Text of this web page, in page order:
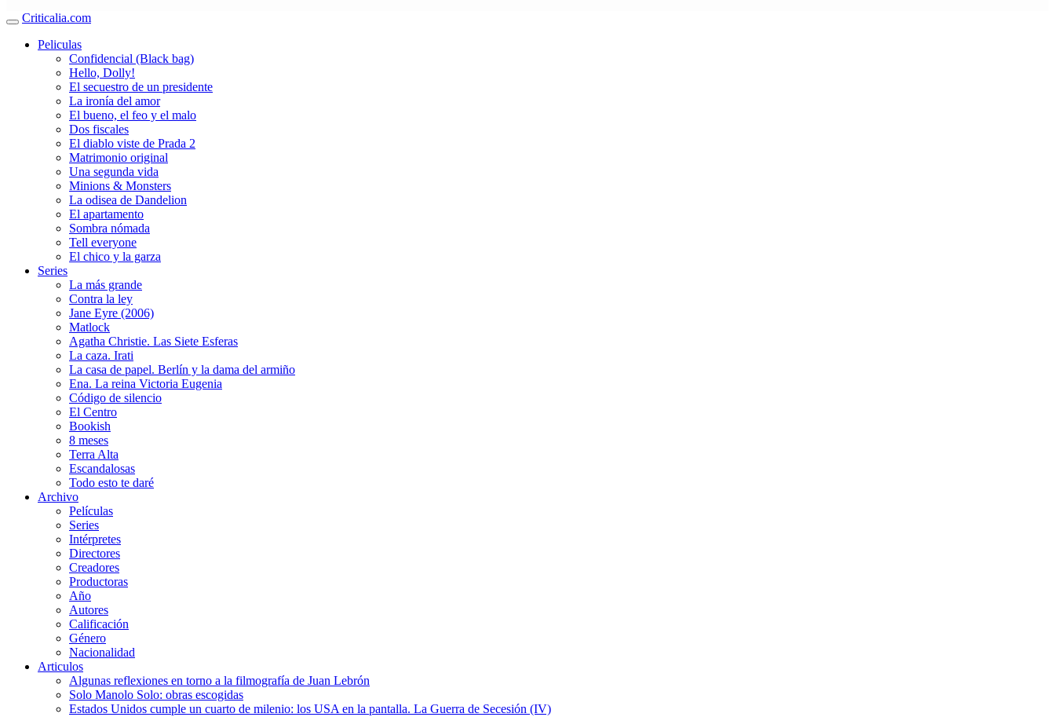
Criticalia.com
Peliculas
Confidencial (Black bag)
Hello, Dolly!
El secuestro de un presidente
La ironía del amor
El bueno, el feo y el malo
Dos fiscales
El diablo viste de Prada 2
Matrimonio original
Una segunda vida
Minions & Monsters
La odisea de Dandelion
El apartamento
Sombra nómada
Tell everyone
El chico y la garza
Series
La más grande
Contra la ley
Jane Eyre (2006)
Matlock
Agatha Christie. Las Siete Esferas
La caza. Irati
La casa de papel. Berlín y la dama del armiño
Ena. La reina Victoria Eugenia
Código de silencio
El Centro
Bookish
8 meses
Terra Alta
Escandalosas
Todo esto te daré
Archivo
Películas
Series
Intérpretes
Directores
Creadores
Productoras
Año
Autores
Calificación
Género
Nacionalidad
Articulos
Algunas reflexiones en torno a la filmografía de Juan Lebrón
Solo Manolo Solo: obras escogidas
Estados Unidos cumple un cuarto de milenio: los USA en la pantalla. La Guerra de Secesión (IV)